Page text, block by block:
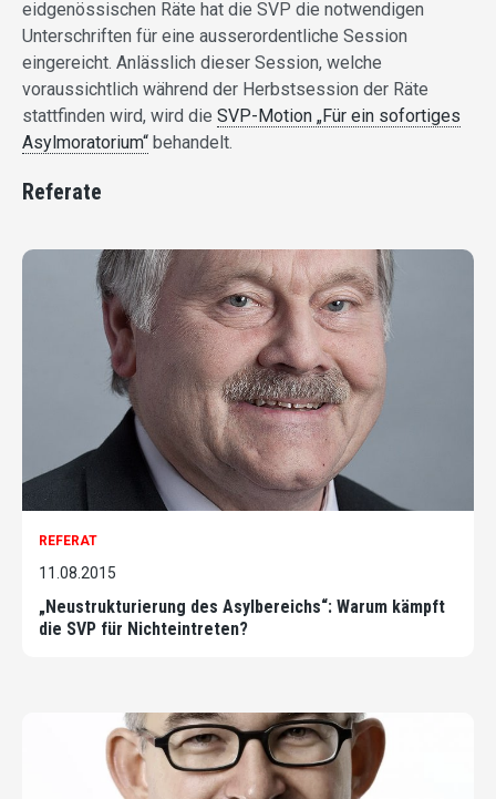
eidgenössischen Räte hat die SVP die notwendigen
Unterschriften für eine ausserordentliche Session
eingereicht. Anlässlich dieser Session, welche
voraussichtlich während der Herbstsession der Räte
stattfinden wird, wird die SVP-Motion „Für ein sofortiges
Asylmoratorium“ behandelt.
Referate
REFERAT
11.08.2015
„Neustrukturierung des Asylbereichs“: Warum kämpft
die SVP für Nichteintreten?